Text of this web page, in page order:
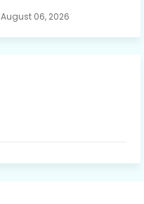
August 06, 2026